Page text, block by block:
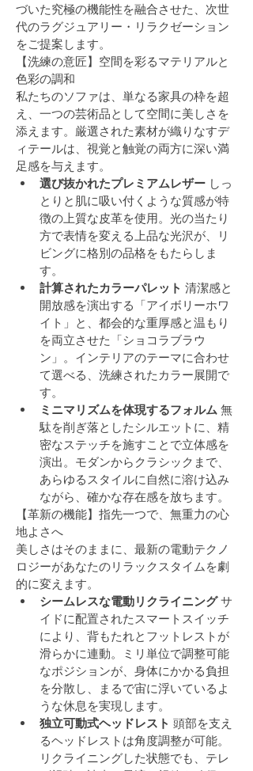
づいた究極の機能性を融合させた、次世
代のラグジュアリー・リラクゼーション
をご提案します。
【洗練の意匠】空間を彩るマテリアルと
色彩の調和
私たちのソファは、単なる家具の枠を超
え、一つの芸術品として空間に美しさを
添えます。厳選された素材が織りなすデ
ィテールは、視覚と触覚の両方に深い満
足感を与えます。
選び抜かれたプレミアムレザー しっ
とりと肌に吸い付くような質感が特
徴の上質な皮革を使用。光の当たり
方で表情を変える上品な光沢が、リ
ビングに格別の品格をもたらしま
す。
計算されたカラーパレット 清潔感と
開放感を演出する「アイボリーホワ
イト」と、都会的な重厚感と温もり
を両立させた「ショコラブラウ
ン」。インテリアのテーマに合わせ
て選べる、洗練されたカラー展開で
す。
ミニマリズムを体現するフォルム 無
駄を削ぎ落としたシルエットに、精
密なステッチを施すことで立体感を
演出。モダンからクラシックまで、
あらゆるスタイルに自然に溶け込み
ながら、確かな存在感を放ちます。
【革新の機能】指先一つで、無重力の心
地よさへ
美しさはそのままに、最新の電動テクノ
ロジーがあなたのリラックスタイムを劇
的に変えます。
シームレスな電動リクライニング サ
イドに配置されたスマートスイッチ
により、背もたれとフットレストが
滑らかに連動。ミリ単位で調整可能
なポジションが、身体にかかる負担
を分散し、まるで宙に浮いているよ
うな休息を実現します。
独立可動式ヘッドレスト 頭部を支え
るヘッドレストは角度調整が可能。
リクライニングした状態でも、テレ